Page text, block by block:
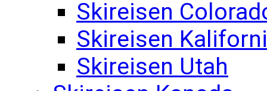
Skireisen
Skireisen
Skireisen Utah